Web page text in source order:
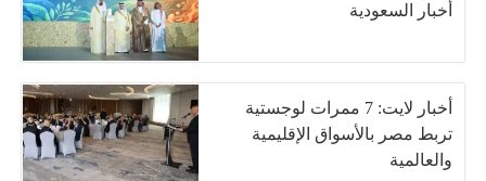
أخبار السعودية
أخبار لايت: 7 ممرات لوجستية
تربط مصر بالأسواق الإقليمية
والعالمية